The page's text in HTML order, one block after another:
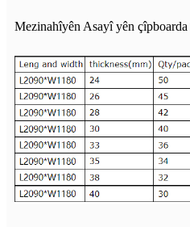
Mezinahîyên Asayî yên